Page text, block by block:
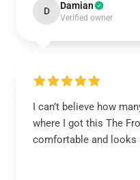
D Damian
Verified owner
I can’t believe how
where I got this The
comfortable and looks